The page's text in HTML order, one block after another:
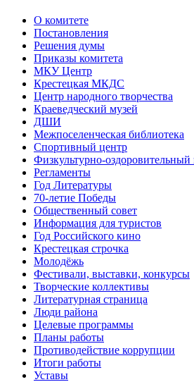
О комитете
Постановления
Решения думы
Приказы комитета
МКУ Центр
Крестецкая МКДС
Центр народного творчества
Краеведческий музей
ДШИ
Межпоселенческая библиотека
Спортивный центр
Физкультурно-оздоровительный
Регламенты
Год Литературы
70-летие Победы
Общественный совет
Информация для туристов
Год Российского кино
Крестецкая строчка
Молодёжь
Фестивали, выставки, конкурсы
Творческие коллективы
Литературная страница
Люди района
Целевые программы
Планы работы
Противодействие коррупции
Итоги работы
Уставы